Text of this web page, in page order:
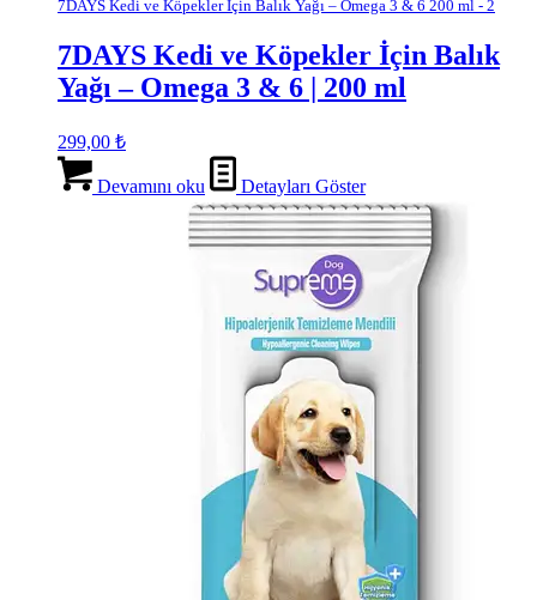
7DAYS Kedi ve Köpekler İçin Balık Yağı – Omega 3 & 6 200 ml - 2
7DAYS Kedi ve Köpekler İçin Balık
Yağı – Omega 3 & 6 | 200 ml
299,00 ₺
Devamını oku Detayları Göster